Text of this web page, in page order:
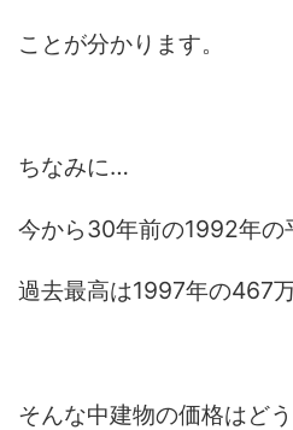
ことが分かります。
ちなみに…
今から30年前の1992年の
過去最高は1997年の467
そんな中建物の価格はど